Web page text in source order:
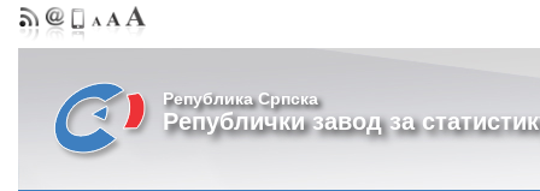
Република Српска
Републички завод за